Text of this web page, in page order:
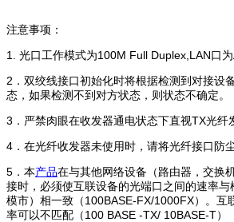
注意事项：
1. 光口工作模式为100M Full Duplex,LAN口
2．双绞线接口初始化时将根据检测到对接设
态，如果检测不到对方状态，则状态不确定。
3．严禁肉眼在收发器通电状态下直视TX光纤
4．在光纤收发器未使用时，请将光纤接口防尘
5．本产品在与其他网络设备（路由器，交换
接时，必须使互联设备的光端口之间的速率
模市）相一致（100BASE-FX/1000FX）。互
率可以不匹配（100 BASE -TX/ 10BASE-T）